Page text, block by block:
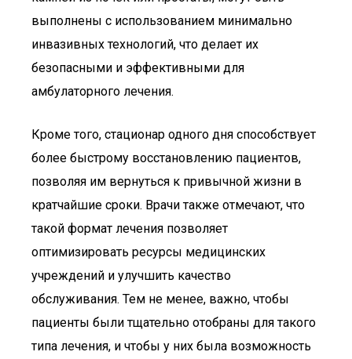
выполнены с использованием минимально
инвазивных технологий, что делает их
безопасными и эффективными для
амбулаторного лечения.
Кроме того, стационар одного дня способствует
более быстрому восстановлению пациентов,
позволяя им вернуться к привычной жизни в
кратчайшие сроки. Врачи также отмечают, что
такой формат лечения позволяет
оптимизировать ресурсы медицинских
учреждений и улучшить качество
обслуживания. Тем не менее, важно, чтобы
пациенты были тщательно отобраны для такого
типа лечения, и чтобы у них была возможность